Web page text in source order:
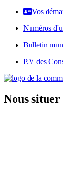
Vos
Numéros
Bulletin
P.V des
Nous situer